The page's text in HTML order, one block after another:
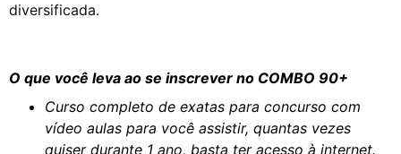
diversificada.
O que você leva ao se inscrever no COMBO 90+
Curso completo de exatas para concurso com
vídeo aulas para você assistir, quantas vezes
quiser durante 1 ano, basta ter acesso à internet.